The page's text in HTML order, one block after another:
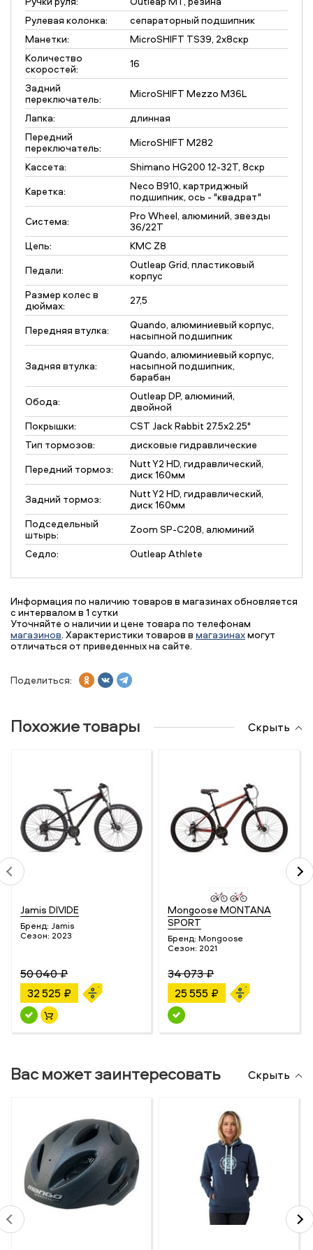
Рулевая колонка:
сепараторный подшипник
Манетки:
MicroSHIFT TS39, 2x8скр
Количество
скоростей:
16
Задний
переключатель:
MicroSHIFT Mezzo M36L
Лапка:
длинная
Передний
переключатель:
MicroSHIFT M282
Кассета:
Shimano HG200 12-32Т, 8скр
Каретка:
Neco B910, картриджный
подшипник, ось - "квадрат"
Система:
Pro Wheel, алюминий, звезды
36/22Т
Цепь:
KMC Z8
Педали:
Outleap Grid, пластиковый
корпус
Размер колес в
дюймах:
27,5
Передняя втулка:
Quando, алюминиевый корпус,
насыпной подшипник
Задняя втулка:
Quando, алюминиевый корпус,
насыпной подшипник,
барабан
Обода:
Outleap DP, алюминий,
двойной
Покрышки:
CST Jack Rabbit 27.5x2.25"
Тип тормозов:
дисковые гидравлические
Передний тормоз:
Nutt Y2 HD, гидравлический,
диск 160мм
Задний тормоз:
Nutt Y2 HD, гидравлический,
диск 160мм
Подседельный
штырь:
Zoom SP-C208, алюминий
Седло:
Outleap Athlete
Информация по наличию товаров в магазинах обновляется
с интервалом в 1 сутки
Уточняйте о наличии и цене товара по телефонам
магазинов. Характеристики товаров в магазинахмогут
отличаться от приведенных на сайте.
Поделиться:
Похожие товары Скрыть
Jamis DIVIDE
Бренд: Jamis
Сезон: 2023
50 040 ₽
32 525 ₽
Mongoose MONTANA
SPORT
Бренд: Mongoose
Сезон: 2021
34 073 ₽
25 555 ₽
Вас может заинтересовать Скрыть